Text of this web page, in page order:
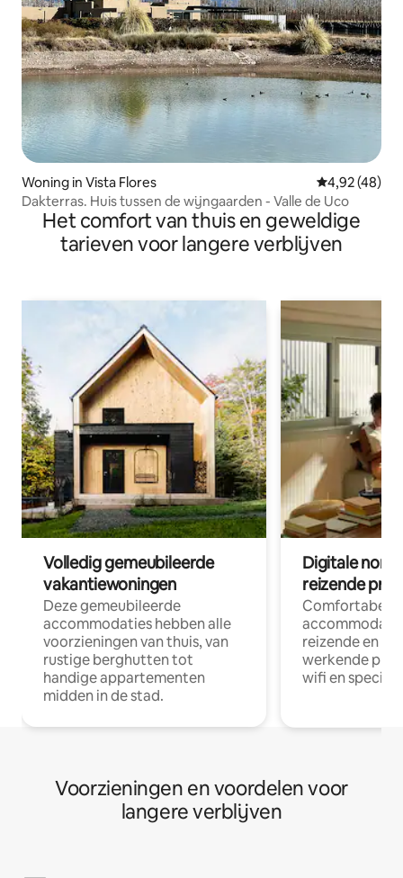
Woning in Vista Flores Gemiddelde
4,92 (48)
Dakterras. Huis tussen de wijngaarden - Valle de Uco
Het comfort van thuis en geweldige
tarieven voor langere verblijven
Volledig gemeubileerde
vakantiewoningen
Deze gemeubileerde
accommodaties hebben alle
voorzieningen van thuis, van
rustige berghutten tot
handige appartementen
midden in de stad.
Digitale
reizende
Comfortabele
reizende en
werkende
wifi en
Voorzieningen en voordelen voor
langere verblijven